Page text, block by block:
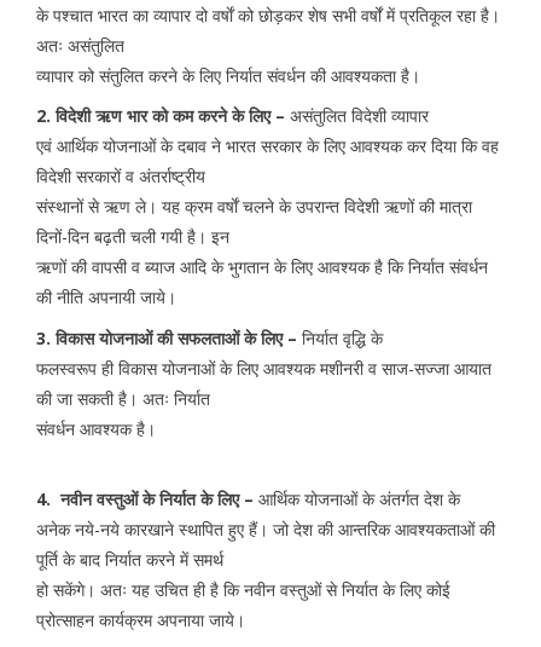
के पश्चात भारत का व्यापार दो वर्षाें को छोड़कर शेष सभी वर्षों में प्रतिकूल रहा है।
अतः असंतुलित
व्यापार को संतुलित करने के लिए निर्यात संवर्धन की आवश्यकता है।
2. विदेशी ऋण भार को कम करने के लिए – असंतुलित विदेशी व्यापार
एवं आर्थिक योजनाओं के दबाव ने भारत सरकार के लिए आवश्यक कर दिया कि वह
विदेशी सरकारों व अंतर्राष्ट्रीय
संस्थानों से ऋण ले। यह क्रम वर्षाें चलने के उपरान्त विदेशी ऋणों की मात्रा
दिनों-दिन बढ़ती चली गयी है। इन
ऋणों की वापसी व ब्याज आदि के भुगतान के लिए आवश्यक है कि निर्यात संवर्धन
की नीति अपनायी जाये।
3. विकास योजनाओं की सफलताओं के लिए – निर्यात वृद्धि के
फलस्वरूप ही विकास योजनाओं के लिए आवश्यक मशीनरी व साज-सज्जा आयात
की जा सकती है। अतः निर्यात
संवर्धन आवश्यक है।
4. नवीन वस्तुओं के निर्यात के लिए – आर्थिक योजनाओं के अंतर्गत देश के
अनेक नये-नये कारखाने स्थापित हुए हैं। जो देश की आन्तरिक आवश्यकताओं की
पूर्ति के बाद निर्यात करने में समर्थ
हो सकेंगे। अतः यह उचित ही है कि नवीन वस्तुओं से निर्यात के लिए कोई
प्रोत्साहन कार्यक्रम अपनाया जाये।